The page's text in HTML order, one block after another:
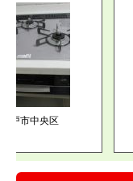
中央区